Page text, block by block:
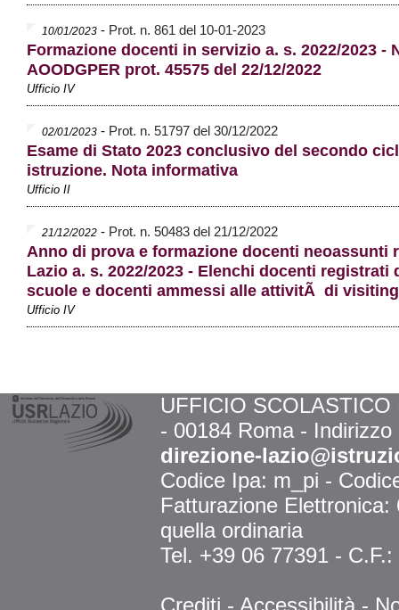
10/01/2023 - Prot. n. 861 del 10-01-2023
Formazione docenti in servizio a. s. 2022/2023 -
AOODGPER prot. 45575 del 22/12/2022
Ufficio IV
02/01/2023 - Prot. n. 51797 del 30/12/2022
Esame di Stato 2023 conclusivo del secondo
istruzione. Nota informativa
Ufficio II
21/12/2022 - Prot. n. 50483 del 21/12/2022
Anno di prova e formazione docenti neoassunti
Lazio a. s. 2022/2023 - Elenchi docenti registrati
scuole e docenti ammessi alle attivitÃ di visiting
Ufficio IV
UFFICIO
- 00184 Roma -
direzione-
Codice Ipa: m_pi -
Fatturazione
quella ordinaria
Tel. +39 06 77391 -
Crediti - Accessibilità -